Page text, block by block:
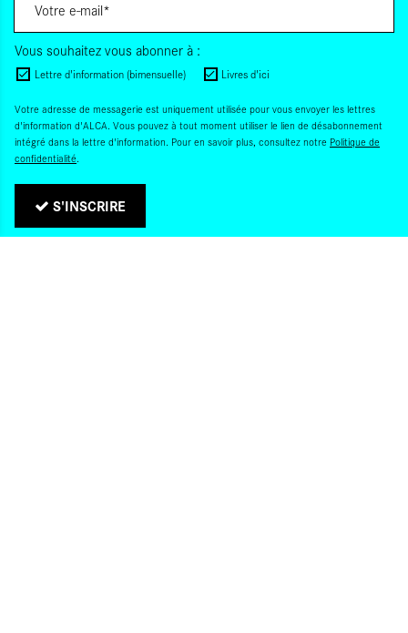
Vous souhaitez vous abonner à :
Lettre d'information (bimensuelle) Livres d'ici
Votre adresse de messagerie est uniquement utilisée pour vous envoyer les lettres
d'information d'ALCA. Vous pouvez à tout moment utiliser le lien de désabonnement
intégré dans la lettre d'information. Pour en savoir plus, consultez notre Politique de
confidentialité.
S'INSCRIRE